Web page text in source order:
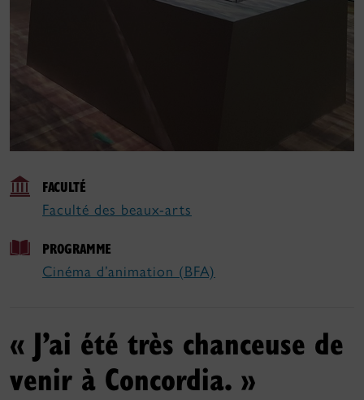
FACULTÉ
Faculté des beaux-arts
PROGRAMME
Cinéma d’animation (BFA)
« J’ai été très chanceuse de
venir à Concordia. »